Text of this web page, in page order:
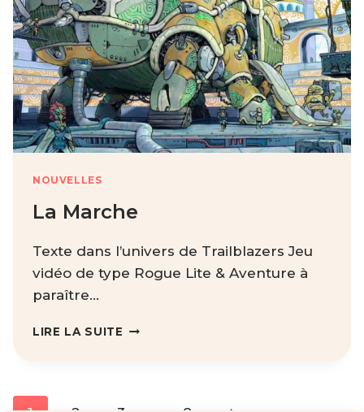
NOUVELLES
La Marche
Texte dans l’univers de Trailblazers Jeu
vidéo de type Rogue Lite & Aventure à
paraître…
LIRE LA SUITE LA